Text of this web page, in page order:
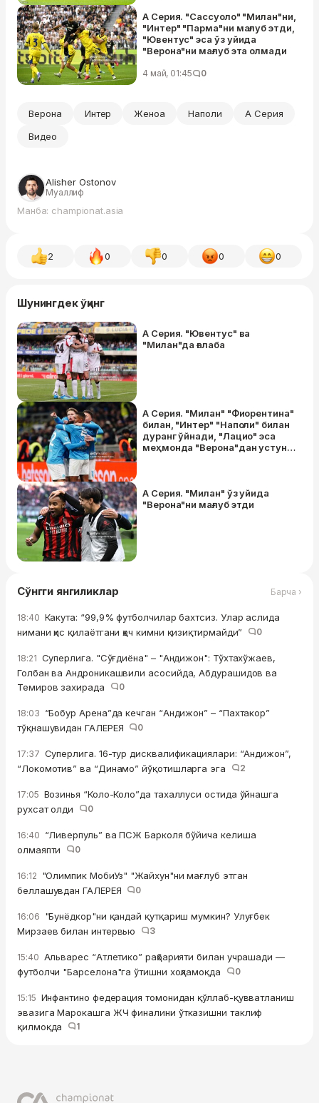
А Серия. "Сассуоло" "Милан"ни,
"Интер" "Парма"ни мағлуб этди,
"Ювентус" эса ўз уйида
"Верона"ни мағлуб эта олмади
4 май, 01:45 0
Верона Интер Женоа Наполи
А Серия
Видео
Alisher Ostonov
Муаллиф
Манба: championat.asia
2 0 0 0 0
Шунингдек ўқинг
А Серия. "Ювентус" ва
"Милан"да ғалаба
А Серия. "Милан" "Фиорентина"
билан, "Интер" "Наполи" билан
дуранг ўйнади, "Лацио" эса
меҳмонда "Верона"дан устун
А Серия. "Милан" ўз уйида
"Верона"ни мағлуб этди
Сўнгги янгиликлар Барча ›
18:40 Какута: “99,9% футболчилар бахтсиз. Улар аслида
нимани ҳис қилаётгани ҳеч кимни қизиқтирмайди”
0
18:21 Суперлига. "Сўғдиёна" – "Андижон": Тўхтахўжаев,
Голбан ва Андроникашвили асосийда, Абдурашидов ва
Темиров захирада
0
18:03 “Бобур Арена”да кечган “Андижон” – “Пахтакор”
тўқнашувидан ГАЛЕРЕЯ
0
17:37 Суперлига. 16-тур дисквалификациялари: “Андижон”,
“Локомотив” ва “Динамо” йўқотишларга эга
2
17:05 Возинья “Коло-Коло”да тахаллуси остида ўйнашга
рухсат олди
0
16:40 “Ливерпуль” ва ПСЖ Барколя бўйича келиша
олмаяпти
0
16:12 "Олимпик МобиУз" "Жайхун"ни мағлуб этган
беллашувдан ГАЛЕРЕЯ
0
16:06 "Бунёдкор"ни қандай қутқариш мумкин? Улуғбек
Мирзаев билан интервью
3
15:40 Альварес “Атлетико” раҳбарияти билан учрашади —
футболчи "Барселона"га ўтишни хоҳламоқда
0
15:15 Инфантино федерация томонидан қўллаб-қувватланиш
эвазига Марокашга ЖЧ финалини ўтказишни таклиф
қилмоқда
1